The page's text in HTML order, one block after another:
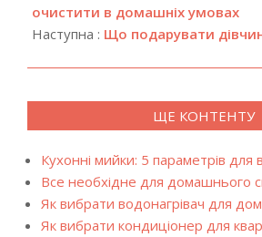
14
очистити в домашніх умовах
Наступна : Що подарувати
ЩЕ КОНТЕНТУ
Кухонні мийки: 5 параметрів для
Все необхідне для домашнього
Як вибрати водонагрівач для
Як вибрати кондиціонер для